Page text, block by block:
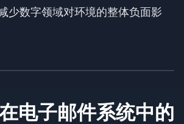
少数字领域对环境的整体负面影
电子邮件系统中的